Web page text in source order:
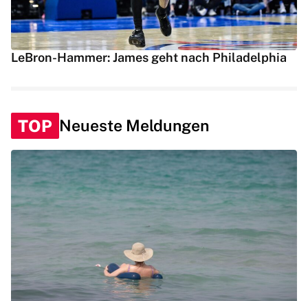
LeBron-Hammer: James geht nach Philadelphia
TOP Neueste Meldungen